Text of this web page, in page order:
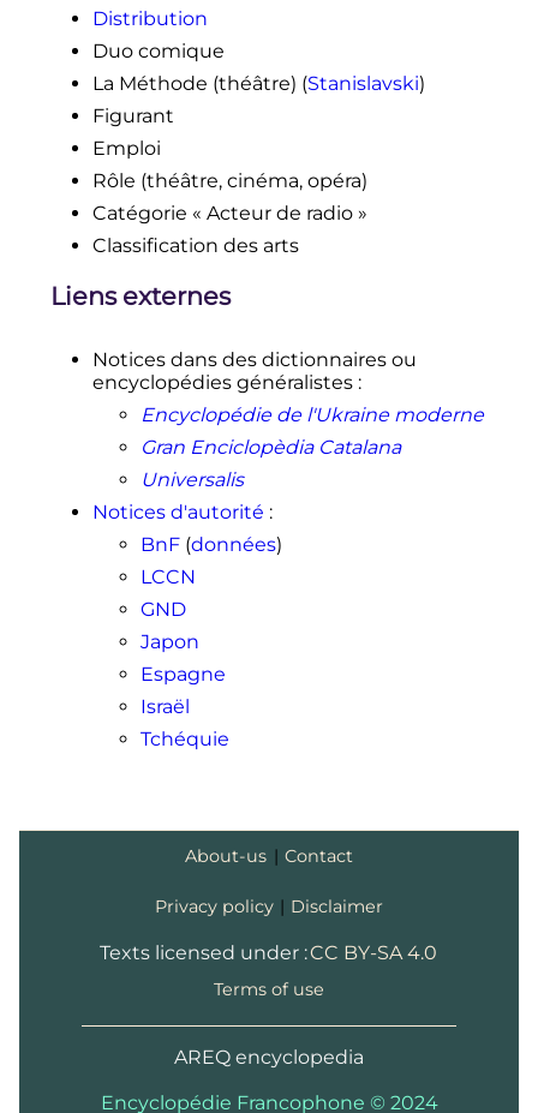
Distribution
Duo comique
La Méthode (théâtre) (Stanislavski)
Figurant
Emploi
Rôle (théâtre, cinéma, opéra)
Catégorie « Acteur de radio »
Classification des arts
Liens externes
Notices dans des dictionnaires ou
encyclopédies généralistes:
Encyclopédie de l'Ukraine moderne
Gran Enciclopèdia Catalana
Universalis
Notices d'autorité :
BnF(données)
LCCN
GND
Japon
Espagne
Israël
Tchéquie
About-us | Contact
Privacy policy | Disclaimer
Texts licensed under :CC BY-SA 4.0
Terms of use
AREQ encyclopedia
Encyclopédie Francophone © 2024